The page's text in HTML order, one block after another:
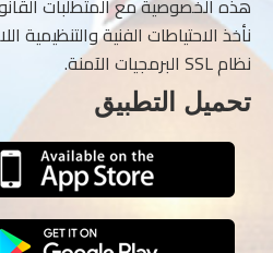
هذه الخصوصية مع المتطلبات
نأخذ الاحتياطات الفنية والتنظيمية
نظام SSL البرمجيات الآمنة.
تحميل التطبيق